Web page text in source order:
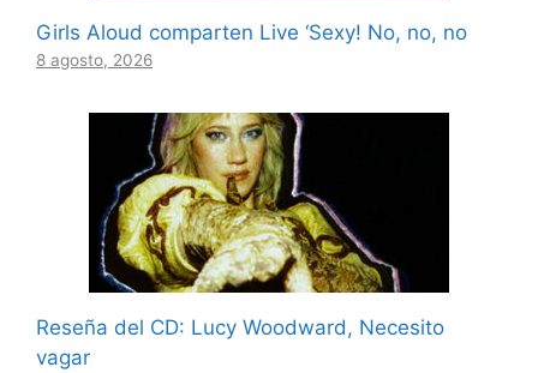
Girls Aloud comparten Live ‘Sexy! No, no, no
8 agosto, 2026
Reseña del CD: Lucy Woodward, Necesito
vagar